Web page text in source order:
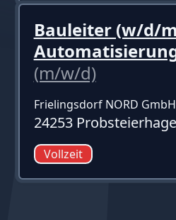
Bauleiter (w/d/
(m/w/d)
Frielingsdorf NORD GmbH
24253
Vollzeit